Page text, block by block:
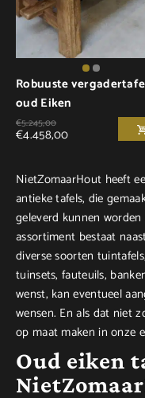
Robuuste
oud Eiken
€5.245,00
€4.458,00
NietZomaarHout heeft
antieke tafels, die
geleverd kunnen
assortiment bestaat
diverse soorten
tuinsets, fauteuils,
wenst, kan eventueel
wensen. En als dat niet
op maat maken in onze
Oud eiken